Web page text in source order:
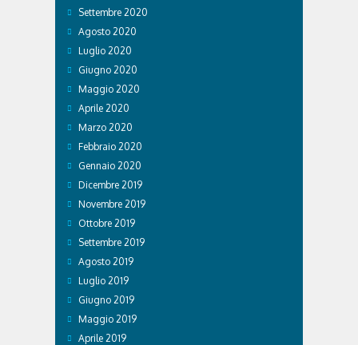
Settembre 2020
Agosto 2020
Luglio 2020
Giugno 2020
Maggio 2020
Aprile 2020
Marzo 2020
Febbraio 2020
Gennaio 2020
Dicembre 2019
Novembre 2019
Ottobre 2019
Settembre 2019
Agosto 2019
Luglio 2019
Giugno 2019
Maggio 2019
Aprile 2019